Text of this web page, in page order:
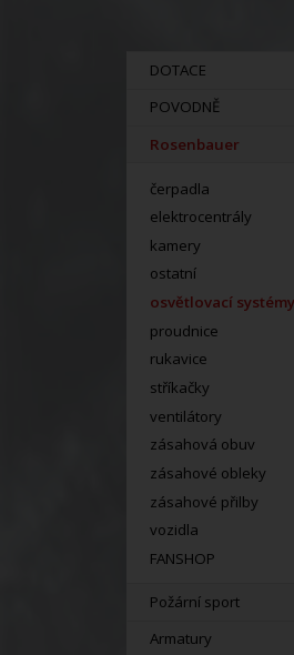
DOTACE
POVODNĚ
Rosenbauer
čerpadla
elektrocentrály
kamery
ostatní
osvětlovací systémy
proudnice
rukavice
stříkačky
ventilátory
zásahová obuv
zásahové obleky
zásahové přilby
vozidla
FANSHOP
Požární sport
Armatury